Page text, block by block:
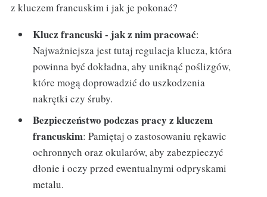
z kluczem francuskim i jak je pokonać?
Klucz francuski - jak z nim pracować:
Najważniejsza jest tutaj regulacja klucza, która
powinna być dokładna, aby uniknąć poślizgów,
które mogą doprowadzić do uszkodzenia
nakrętki czy śruby.
Bezpieczeństwo podczas pracy z kluczem
francuskim: Pamiętaj o zastosowaniu rękawic
ochronnych oraz okularów, aby zabezpieczyć
dłonie i oczy przed ewentualnymi odpryskami
metalu.